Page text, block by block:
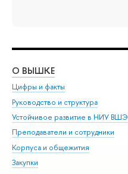
О ВЫШКЕ
Цифры и факты
Руководство и структура
Устойчивое развитие в НИУ ВШЭ
Преподаватели и сотрудники
Корпуса и общежития
Закупки